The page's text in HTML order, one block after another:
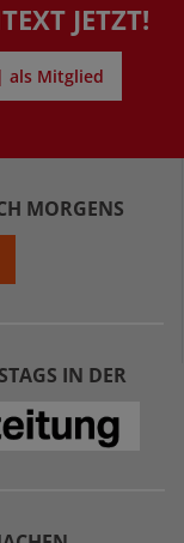
JETZT!
als Mitglied
MORGENS
IN DER